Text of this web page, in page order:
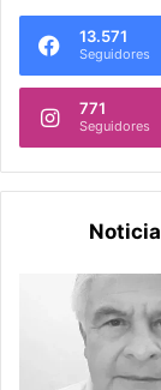
13.571
Seguidores
771
Seguidores